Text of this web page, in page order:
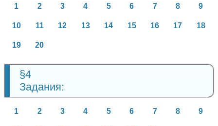
1 2 3 4 5 6 7 8 9
10 11 12 13 14 15 16 17 18
19 20
§4
Задания:
1 2 3 4 5 6 7 8 9